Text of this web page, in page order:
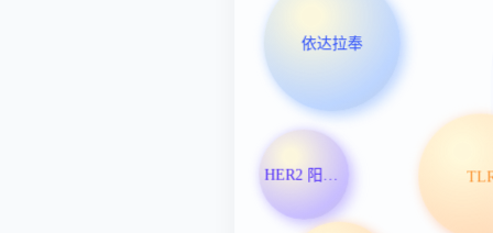
HER2 阳性乳腺癌
依达拉奉